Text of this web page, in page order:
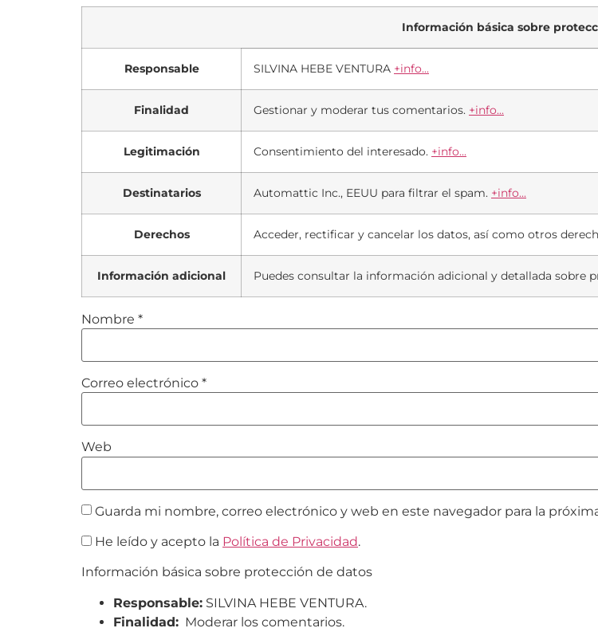
Información básica sobre
Responsable SILVINA HEBE VENTURA +info...
Finalidad Gestionar y moderar tus comentarios. +info...
Legitimación Consentimiento del interesado. +info...
Destinatarios Automattic Inc., EEUU para filtrar el spam. +info...
Derechos Acceder, rectificar y cancelar los datos, así como otros
Información adicional Puedes consultar la información adicional y detallada sobre
Nombre *
Correo electrónico *
Web
Guarda mi nombre, correo electrónico y web en este navegador para la
He leído y acepto la Política de Privacidad.
Información básica sobre protección de datos
Responsable: SILVINA HEBE VENTURA.
Finalidad: Moderar los comentarios.